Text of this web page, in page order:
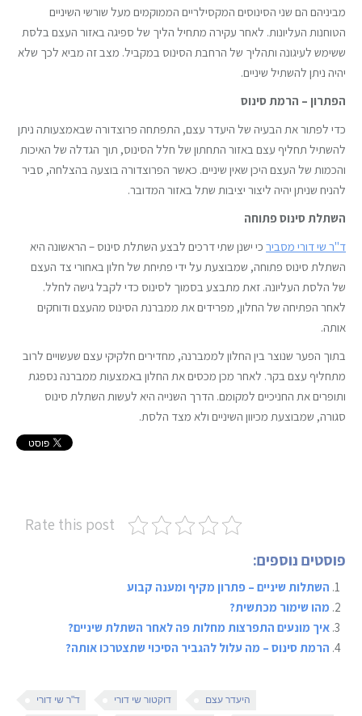
מביניהם הם שני הסינוסים המקסילריים הממוקמים מעל שורשי השיניים
הטוחנות העליונות. לאחר עקירה מתחיל הליך של ספיגה באזור העצם בלסת
ששימש לעיגונה ותהליך של הרחבת הסינוס במקביל. מצב זה מביא לכך שלא
יהיה ניתן להשתיל שיניים.
הפתרון – הרמת סינוס
כדי לפתור את הבעיה של היעדר עצם, התפתחה פרוצדורה שבאמצעותה ניתן
להשתיל תחליף עצם באזור התחתון של חלל הסינוס, תוך הגדלה של האיכות
והכמות של העצם היכן שאין שיניים. כאשר הפרוצדורה בוצעה בהצלחה, סביר
להניח שניתן יהיה ליצור יציבות שתל באזור המדובר.
השתלת סינוס פתוחה
ד"ר שי דורי מסביר כי ישנן שתי דרכים לבצע השתלת סינוס – הראשונה היא
השתלת סינוס פתוחה, שמבוצעת על ידי פתיחת של חלון באחורי צד העצם
של הלסת העליונה. זאת מתבצע בסמוך לסינוס כדי לקבל גישה לחלל.
לאחר הפתיחה של החלון, מפרידים את ממברנת הסינוס מהעצם ודוחקים
אותה.
בתוך הפער שנוצר בין החלון לממברנה, מחדירים חלקיקי עצם שעשויים לרוב
מתחליף עצם בקר. לאחר מכן מכסים את החלון באמצעות ממברנה נספגת
ותופרים את החניכיים למקומם. הדרך השנייה היא לעשות השתלת סינוס
סגורה, שמבוצעת מכיוון השיניים ולא מצד הלסת.
Rate this post
פוסטים נוספים:
השתלות שיניים – פתרון מקיף ומענה קבוע
מהו שימור מכתשית?
איך מונעים התפרצות מחלות פה לאחר השתלת שיניים?
הרמת סינוס – מה עלול להגביר הסיכוי שתצטרכו אותה?
ד"ר שי דורי דוקטור שי דורי היעדר עצם